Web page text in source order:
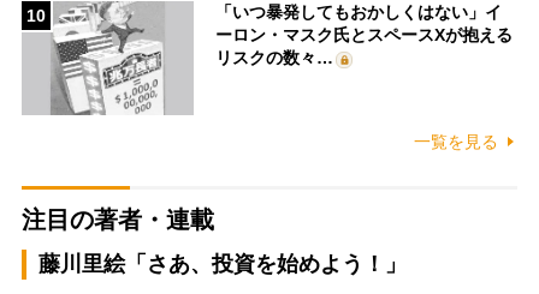
10
「いつ暴発してもおかしくはない」イ
ーロン・マスク氏とスペースXが抱える
リスクの数々…
一覧を見る
注目の著者・連載
藤川里絵「さあ、投資を始めよう！」